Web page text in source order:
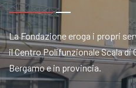
La Fondazione eroga i propri
il Centro Polifunzionale Scala di
Bergamo e in provincia.